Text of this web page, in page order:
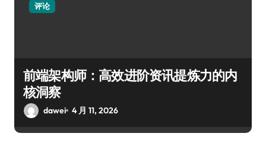
评论
前端架构师：高效进阶资讯提炼力的内
核洞察
dawei 4 月 11, 2026